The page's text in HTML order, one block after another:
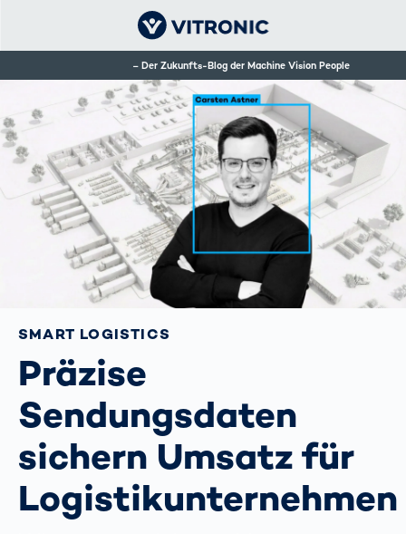
Der Zukunfts-Blog der Machine Vision People
SMART LOGISTICS
Präzise
Sendungsdaten
sichern Umsatz für
Logistikunternehmen